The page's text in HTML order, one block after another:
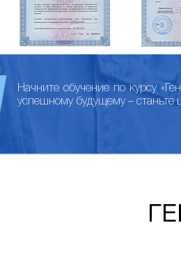
Начните обучение по курсу
успешному будущему –